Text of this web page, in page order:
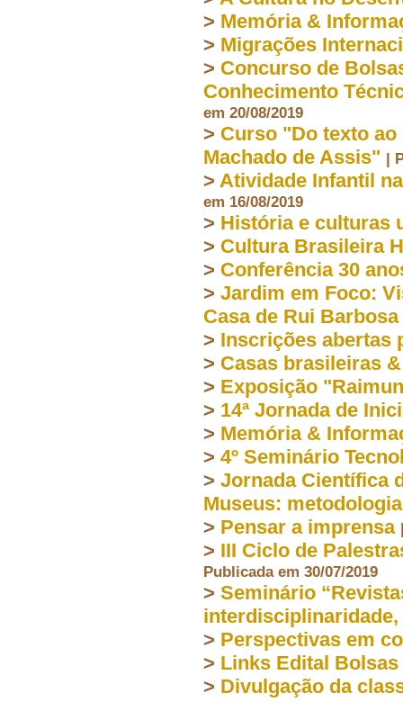
> Memória &
> Migrações
> Concurso de
Conhecimento
em 20/08/2019
> Curso "Do texto
Machado de Assis" |
> Atividade Infantil
em 16/08/2019
> História e culturas
> Cultura Brasileira
> Conferência 30
> Jardim em Foco:
Casa de Rui Barbosa
> Inscrições abertas
> Casas brasileiras
> Exposição
> 14ª Jornada de
> Memória &
> 4º Seminário
> Jornada Científica
Museus:
> Pensar a imprensa
> III Ciclo de
Publicada em 30/07/2019
> Seminário
> Perspectivas em
> Links Edital Bolsas
> Divulgação da